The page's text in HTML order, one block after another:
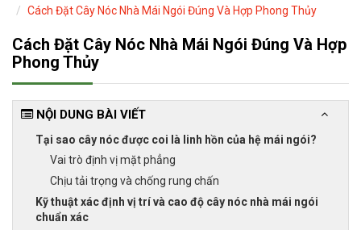
Cách Đặt Cây Nóc Nhà Mái Ngói Đúng Và Hợp Phong Thủy
Cách Đặt Cây Nóc Nhà Mái Ngói Đúng Và Hợp
Phong Thủy
NỘI DUNG BÀI VIẾT
Tại sao cây nóc được coi là linh hồn của hệ mái ngói?
Vai trò định vị mặt phẳng
Chịu tải trọng và chống rung chấn
Kỹ thuật xác định vị trí và cao độ cây nóc nhà mái ngói
chuẩn xác